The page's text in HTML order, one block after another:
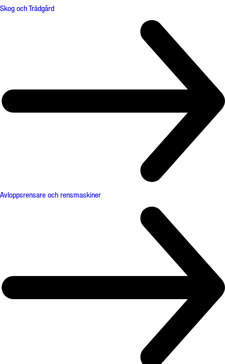
Skog och Trädgård
Avloppsrensare och rensmaskiner